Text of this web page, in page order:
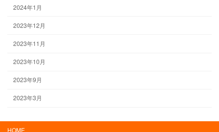
2024年1月
2023年12月
2023年11月
2023年10月
2023年9月
2023年3月
HOME